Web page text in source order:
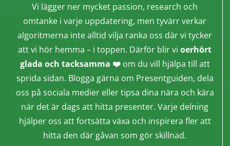
Vi lägger ner mycket passion, research och
omtanke i varje uppdatering, men tyvärr verkar
algoritmerna inte alltid vilja ranka oss där vi tycker
att vi hör hemma – i toppen. Därför blir vi oerhört
glada och tacksamma ❤️om du vill hjälpa till att
sprida sidan. Blogga gärna om Presentguiden, dela
oss på sociala medier eller tipsa dina nära och kära
när det är dags att hitta presenter. Varje delning
hjälper oss att fortsätta växa och inspirera fler att
hitta den där gåvan som gör skillnad.